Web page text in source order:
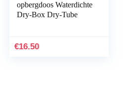
opbergdoos Waterdichte
Dry-Box Dry-Tube
€16.50